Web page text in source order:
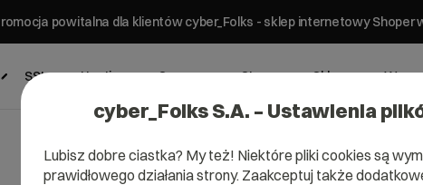
powitalna dla klientów cyber_Folks - sklep internetowy Shoper w
SSL Hosting Serwery Strony Sklepy
cyber_Folks S.A. – Ustawienia
Lubisz dobre ciastka? My też! Niektóre pliki cookies są
prawidłowego działania strony. Zaakceptuj także